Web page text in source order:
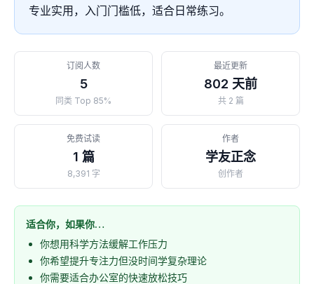
专业实用，入门门槛低，适合日常练习。
订阅人数
5
同类 Top 85%
最近更新
802 天前
共 2 篇
免费试读
1 篇
8,391 字
作者
学友正念
创作者
适合你，如果你…
你想用科学方法缓解工作压力
你希望提升专注力但没时间学复杂理论
你需要适合办公室的快速放松技巧